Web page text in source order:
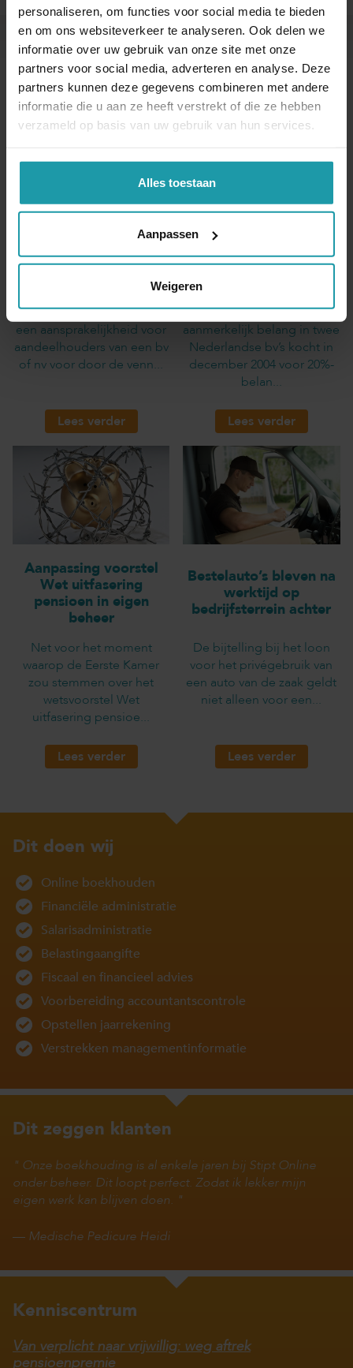
personaliseren, om functies voor social media te bieden
en om ons websiteverkeer te analyseren. Ook delen we
informatie over uw gebruik van onze site met onze
partners voor social media, adverteren en analyse. Deze
partners kunnen deze gegevens combineren met andere
informatie die u aan ze heeft verstrekt of die ze hebben
verzameld op basis van uw gebruik van hun services.
Alles toestaan
Aanpassen
Weigeren
Andere interessante artikelen
onvoldoende
onderzoek naar koper
De Invorderingswet kent
een aansprakelijkheid voor
aandeelhouders van een bv
of nv voor door de venn...
Lees verder
Overdracht aandelen
aan bv voor te lage
De houder van een
aanmerkelijk belang in twee
Nederlandse bv’s kocht in
december 2004 voor 20%-
belan...
Lees verder
Aanpassing voorstel
Wet uitfasering
pensioen in eigen
beheer
Net voor het moment
waarop de Eerste Kamer
zou stemmen over het
wetsvoorstel Wet
uitfasering pensioe...
Lees verder
Bestelauto’s bleven na
werktijd op
bedrijfsterrein achter
De bijtelling bij het loon
voor het privégebruik van
een auto van de zaak geldt
niet alleen voor een...
Lees verder
Dit doen wij
Online boekhouden
Financiële administratie
Salarisadministratie
Belastingaangifte
Fiscaal en financieel advies
Voorbereiding accountantscontrole
Opstellen jaarrekening
Verstrekken managementinformatie
Dit zeggen klanten
Onze boekhouding is al enkele jaren bij Stipt Online
onder beheer. Dit loopt perfect. Zodat ik lekker mijn
eigen werk kan blijven doen.
— Medische Pedicure Heidi
Kenniscentrum
Van verplicht naar vrijwillig: weg aftrek
pensioenpremie